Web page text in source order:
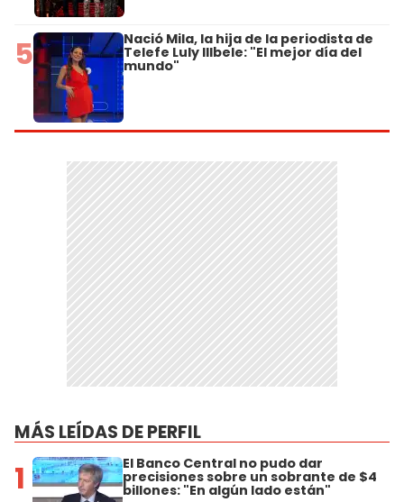
5 Nació Mila, la hija de la periodista de
Telefe Luly Illbele: "El mejor día del
mundo"
MÁS LEÍDAS DE PERFIL
1 El Banco Central no pudo dar
precisiones sobre un sobrante de $4
billones: "En algún lado están"